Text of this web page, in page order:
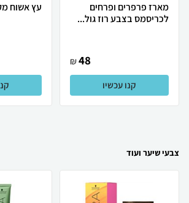
מארז פרפרים ופרחים
לכריסמס בצבע רוז גול...
48
₪
קנו עכשיו
עץ אשוח
צבעי שיער ועוד